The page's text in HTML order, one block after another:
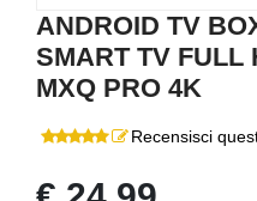
ANDROID TV
SMART TV FULL
MXQ PRO 4K
Recensisci